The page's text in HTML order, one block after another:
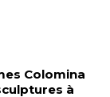
Colomina
à